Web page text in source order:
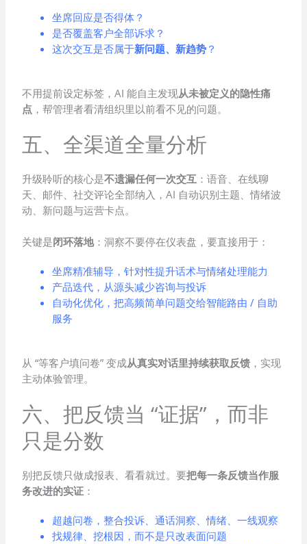
坐席回应是否得体？
是否覆盖客户全部诉求？
这次交互是否属于新问题、新趋势 ？
不用提前设定标签，AI 能自主发现从未被定义的隐性痛
点 ，帮管理者看清组织里以前看不见的问题。
五、全渠道全量分析
升级聆听的核心是不遗漏任何一次交互 ：语音、在线聊
天、邮件、社交评论全部纳入，AI 自动识别主题、情绪波
动、新问题与运营卡点。
关键是闭环落地：洞察不要停在仪表盘，要直接用于：
坐席精准辅导，针对性提升话术与情绪处理能力
产品迭代，从源头减少咨询与投诉
自动化优化，把高频简单问题交给智能路由 / 自助
服务
从 “等客户填问卷” 变成从真实对话里持续获取反馈 ，实现
主动体验管理。
六、把反馈当 “证据”，而非
只是分数
别把反馈只做成报表、看看就过。要把每一条反馈当作服
务改进的实证 ：
超越问卷，整合投诉、通话洞察、情绪、一线观察
找规律、挖根因，而不是只改表面问题